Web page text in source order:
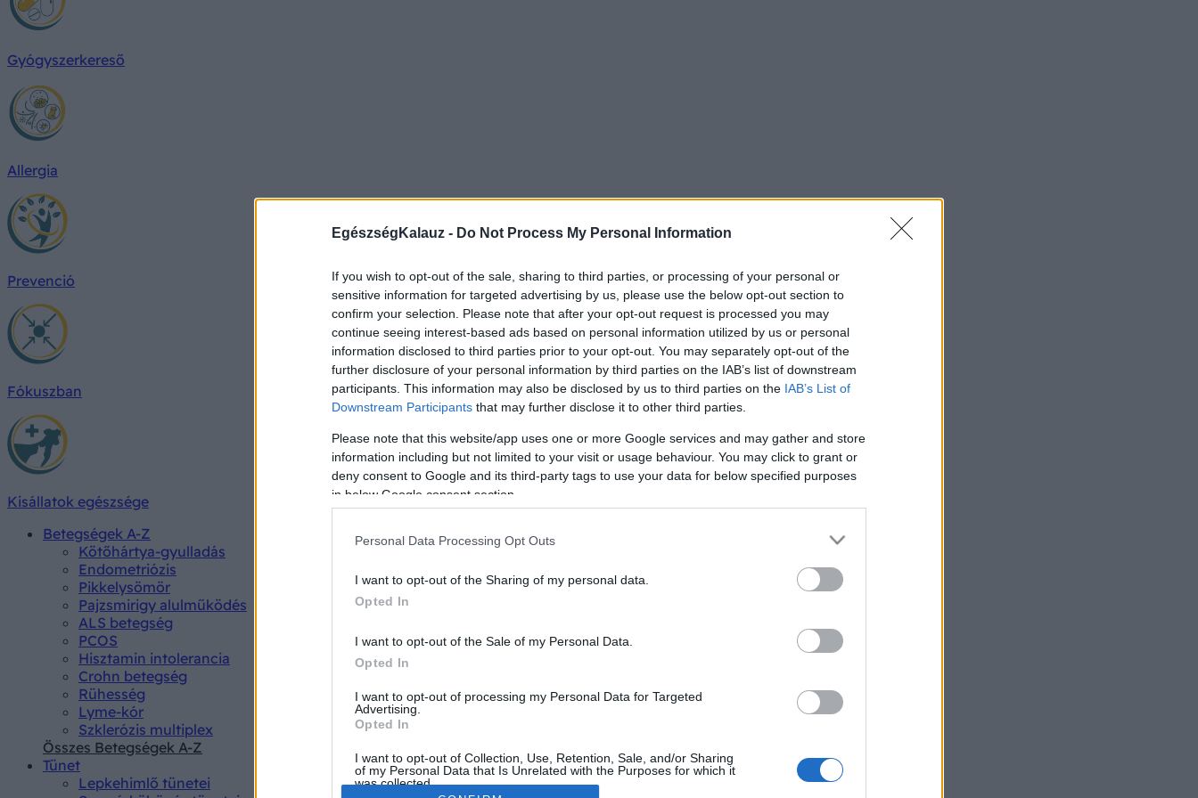
EgészségKalauz - Do Not Process My Personal Information
If you wish to opt-out of the sale, sharing to third parties, or processing of your personal or
sensitive information for targeted advertising by us, please use the below opt-out section to
confirm your selection. Please note that after your opt-out request is processed you may
continue seeing interest-based ads based on personal information utilized by us or personal
information disclosed to third parties prior to your opt-out. You may separately opt-out of the
further disclosure of your personal information by third parties on the IAB’s list of downstream
participants. This information may also be disclosed by us to third parties on the IAB’s List of
Downstream Participants that may further disclose it to other third parties.
Please note that this website/app uses one or more Google services and may gather and store
information including but not limited to your visit or usage behaviour. You may click to grant or
deny consent to Google and its third-party tags to use your data for below specified purposes
in below Google consent section.
Personal Data Processing Opt Outs
I want to opt-out of the Sharing of my personal data.
Opted In
I want to opt-out of the Sale of my Personal Data.
Opted In
I want to opt-out of processing my Personal Data for Targeted
Advertising.
Opted In
I want to opt-out of Collection, Use, Retention, Sale, and/or Sharing
of my Personal Data that Is Unrelated with the Purposes for which it
was collected.
Gyógyszerkereső
Allergia
Prevenció
Fókuszban
Kisállatok egészsége
Betegségek A-Z
Kötőhártya-gyulladás
Endometriózis
Pikkelysömör
Pajzsmirigy alulműködés
ALS betegség
PCOS
Hisztamin intolerancia
Crohn betegség
Rühesség
Lyme-kór
Szklerózis multiplex
Összes Betegségek A-Z
Tünet
Lepkehimlő tünetei